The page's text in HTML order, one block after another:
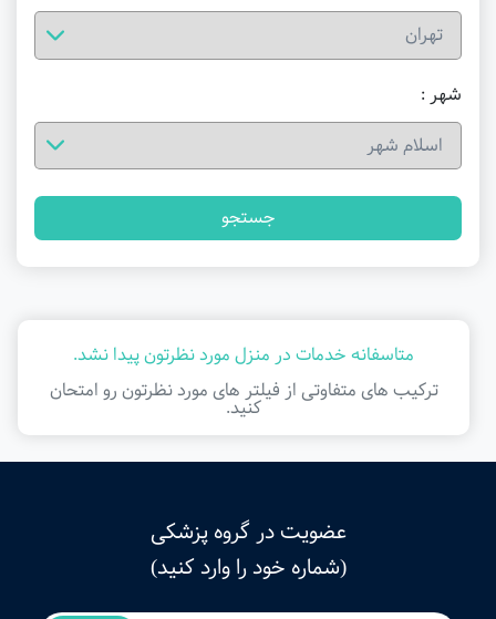
شهر :
جستجو
متاسفانه خدمات در منزل مورد نظرتون پیدا نشد.
ترکیب های متفاوتی از فیلتر ‌های مورد نظرتون رو امتحان
کنید.
عضویت در گروه پزشکی
(شماره خود را وارد کنید)